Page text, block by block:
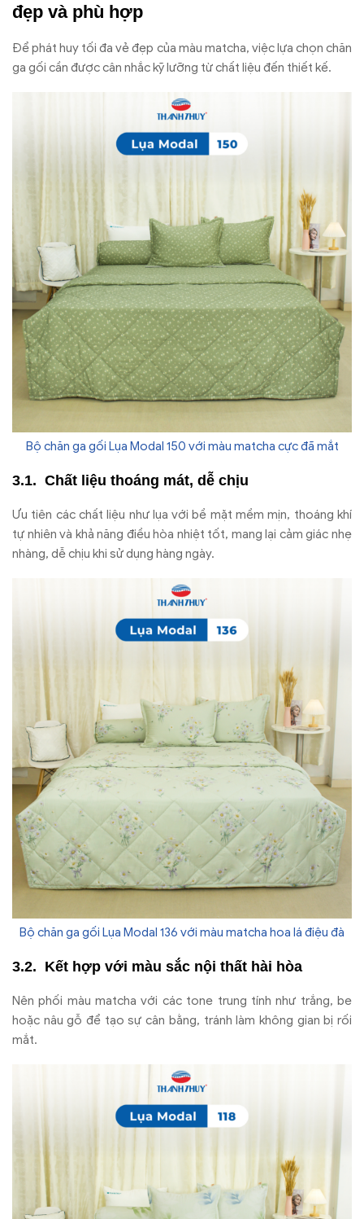
đẹp và phù hợp
Để phát huy tối đa vẻ đẹp của màu matcha, việc lựa chọn chăn
ga gối cần được cân nhắc kỹ lưỡng từ chất liệu đến thiết kế.
Bộ chăn ga gối Lụa Modal 150 với màu matcha cực đã mắt
Chất liệu thoáng mát, dễ chịu
Ưu tiên các chất liệu như lụa với bề mặt mềm mịn, thoáng khí
tự nhiên và khả năng điều hòa nhiệt tốt, mang lại cảm giác nhẹ
nhàng, dễ chịu khi sử dụng hàng ngày.
Bộ chăn ga gối Lụa Modal 136 với màu matcha hoa lá điệu đà
Kết hợp với màu sắc nội thất hài hòa
Nên phối màu matcha với các tone trung tính như trắng, be
hoặc nâu gỗ để tạo sự cân bằng, tránh làm không gian bị rối
mắt.